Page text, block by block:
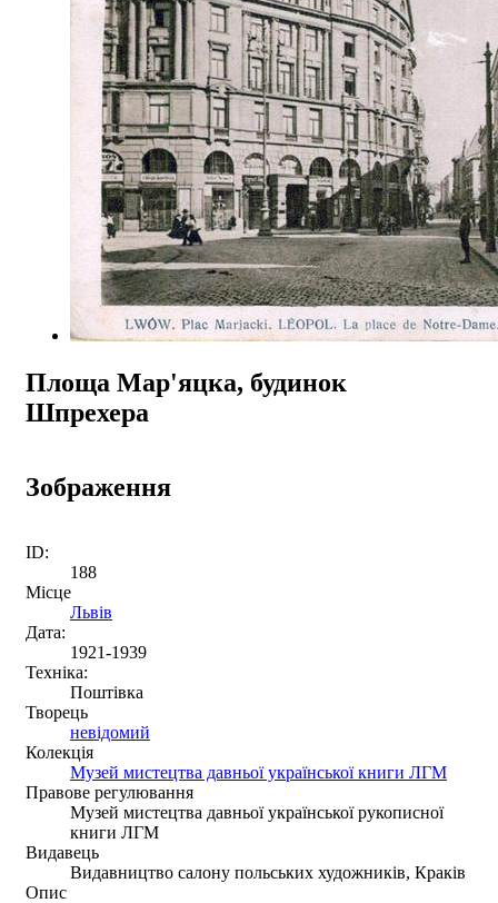
Площа Мар'яцка, будинок
Шпрехера
Зображення
ID:
188
Місце
Львів
Дата:
1921-1939
Техніка:
Поштівка
Творець
невідомий
Колекція
Музей мистецтва давньої української книги ЛГМ
Правове регулювання
Музей мистецтва давньої української рукописної
книги ЛГМ
Видавець
Видавництво салону польських художників, Краків
Опис